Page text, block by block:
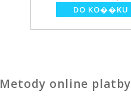
Metody online platby